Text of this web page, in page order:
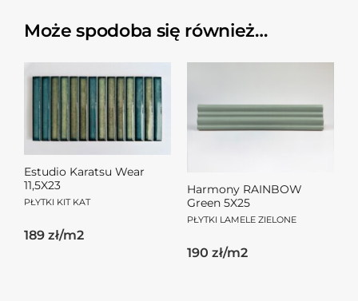
Może spodoba się również…
Estudio Karatsu Wear
11,5X23
PŁYTKI KIT KAT
189 zł/m2
Harmony RAINBOW
Green 5X25
PŁYTKI LAMELE ZIELONE
190 zł/m2